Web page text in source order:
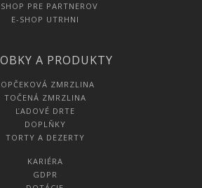
PRE PARTNEROV
E-SHOP UTRHNI
A PRODUKTY
ZMRZLINA
TOČENÁ ZMRZLINA
ĽADOVÉ DRTE
DOPLŇKY
TORTY A DEZERTY
KARIÉRA
GDPR